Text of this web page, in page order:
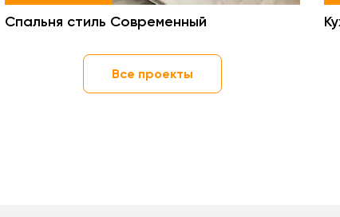
Спальня стиль Современный
Все проекты